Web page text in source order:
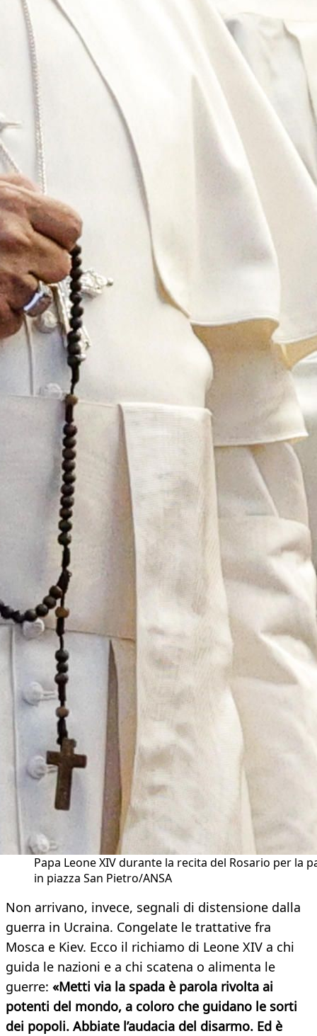
Papa Leone XIV durante la recita del Rosario per la
in piazza San Pietro/ANSA
Non arrivano, invece, segnali di distensione dalla
guerra in Ucraina. Congelate le trattative fra
Mosca e Kiev. Ecco il richiamo di Leone XIV a chi
guida le nazioni e a chi scatena o alimenta le
guerre: «Metti via la spada è parola rivolta ai
potenti del mondo, a coloro che guidano le sorti
dei popoli. Abbiate l’audacia del disarmo. Ed è